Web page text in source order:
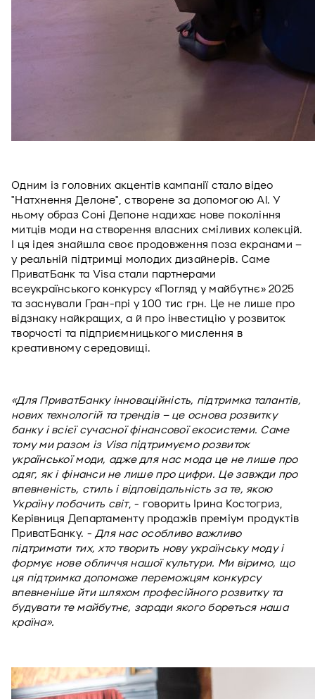
Одним із головних акцентів кампанії стало відео
"Натхнення Делоне", створене за допомогою Al. У
ньому образ Соні Депоне надихає нове покоління
митців моди на створення власних сміливих колекцій.
І ця ідея знайшла своє продовження поза екранами –
у реальній підтримці молодих дизайнерів. Саме
ПриватБанк та Visa стали партнерами
всеукраїнського конкурсу «Погляд у майбутнє» 2025
та заснували Гран-прі у 100 тис грн. Це не лише про
відзнаку найкращих, а й про інвестицію у розвиток
творчості та підприємницького мислення в
креативному середовищі.
«Для ПриватБанку інноваційність, підтримка талантів,
нових технологій та трендів – це основа розвитку
банку і всієї сучасної фінансової екосистеми. Саме
тому ми разом із Visa підтримуємо розвиток
української моди, адже для нас мода це не лише про
одяг, як і фінанси не лише про цифри. Це завжди про
впевненість, стиль і відповідальність за те, якою
Україну побачить світ, - говорить Ірина Костогриз,
Керівниця Департаменту продажів преміум продуктів
ПриватБанку. - Для нас особливо важливо
підтримати тих, хто творить нову українську моду і
формує нове обличчя нашої культури. Ми віримо, що
ця підтримка допоможе переможцям конкурсу
впевненіше йти шляхом професійного розвитку та
будувати те майбутнє, заради якого бореться наша
країна».